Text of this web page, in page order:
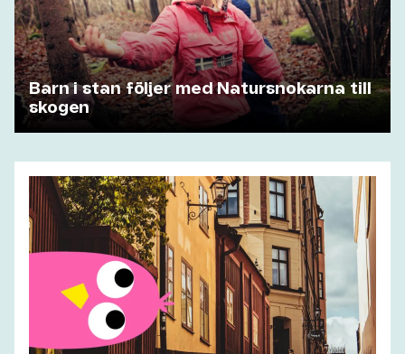
Barn i stan följer med Natursnokarna till
skogen